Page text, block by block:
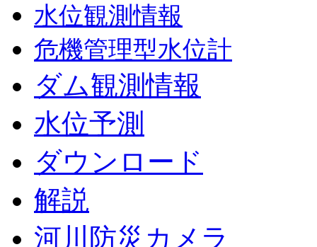
水位観測情報
危機管理型水位計
ダム観測情報
水位予測
ダウンロード
解説
河川防災カメラ